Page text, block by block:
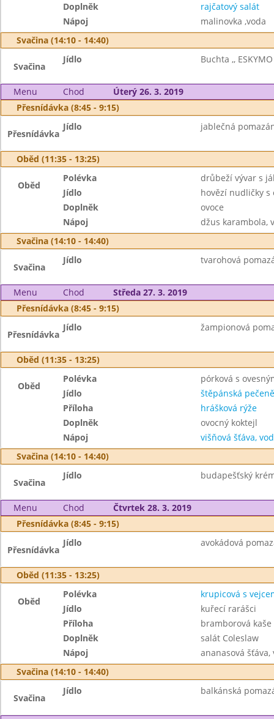
Doplněk
rajčatový salát
Nápoj
malinovka ,voda
Svačina (14:10 - 14:40)
Svačina
Jídlo Buchta ,,
Menu Chod
Úterý 26. 3. 2019
Přesnídávka (8:45 - 9:15)
Přesnídávka
Jídlo jablečná
Oběd (11:35 - 13:25)
Oběd
Polévka
drůbeží vývar s
Jídlo
hovězí nudličky s
Doplněk
ovoce
Nápoj
džus karambola,
Svačina (14:10 - 14:40)
Svačina
Jídlo tvarohová
Menu Chod
Středa 27. 3. 2019
Přesnídávka (8:45 - 9:15)
Přesnídávka
Jídlo žampionová
Oběd (11:35 - 13:25)
Oběd
Polévka
pórková s
Jídlo
štěpánská pečeně
Příloha
hrášková rýže
Doplněk
ovocný koktejl
Nápoj
višňová šťáva,
Svačina (14:10 - 14:40)
Svačina
Jídlo budapešťský
Menu Chod
Čtvrtek 28. 3. 2019
Přesnídávka (8:45 - 9:15)
Přesnídávka
Jídlo avokádová
Oběd (11:35 - 13:25)
Oběd
Polévka
krupicová s
Jídlo
kuřecí rarášci
Příloha
bramborová kaše
Doplněk
salát Coleslaw
Nápoj
ananasová šťáva,
Svačina (14:10 - 14:40)
Svačina
Jídlo balkánská